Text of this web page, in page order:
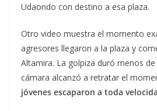
Udaondo con destino a esa plaza.
Otro video muestra el momento
agresores llegaron a la plaza y
Altamira. La golpiza duró menos
cámara alcanzó a retratar el
jóvenes escaparon a toda